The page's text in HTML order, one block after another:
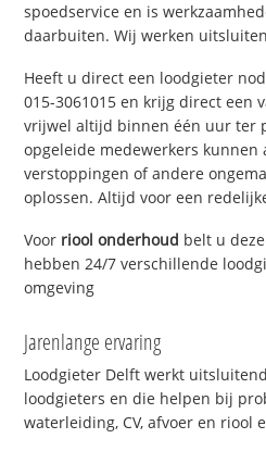
spoedservice en is
daarbuiten. Wij werken
Heeft u direct een loodgieter
015-3061015 en krijg direct een
vrijwel altijd binnen één uur ter
opgeleide medewerkers kunnen
verstoppingen of andere
oplossen. Altijd voor een
Voor riool onderhoud belt u
hebben 24/7 verschillende
omgeving
Jarenlange ervaring
Loodgieter Delft werkt
loodgieters en die helpen bij
waterleiding, CV, afvoer en riool